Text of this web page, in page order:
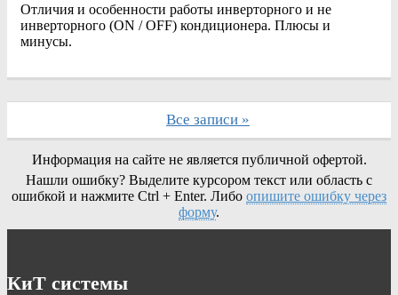
Отличия и особенности работы инверторного и не
инверторного (ON / OFF) кондиционера. Плюсы и
минусы.
Все записи »
Информация на сайте не является публичной офертой.
Нашли ошибку? Выделите курсором текст или область с
ошибкой и нажмите Ctrl + Enter. Либо опишите ошибку через
форму.
КиТ системы